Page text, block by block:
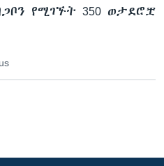
የሚገኙት 350 ወታደሮቿ